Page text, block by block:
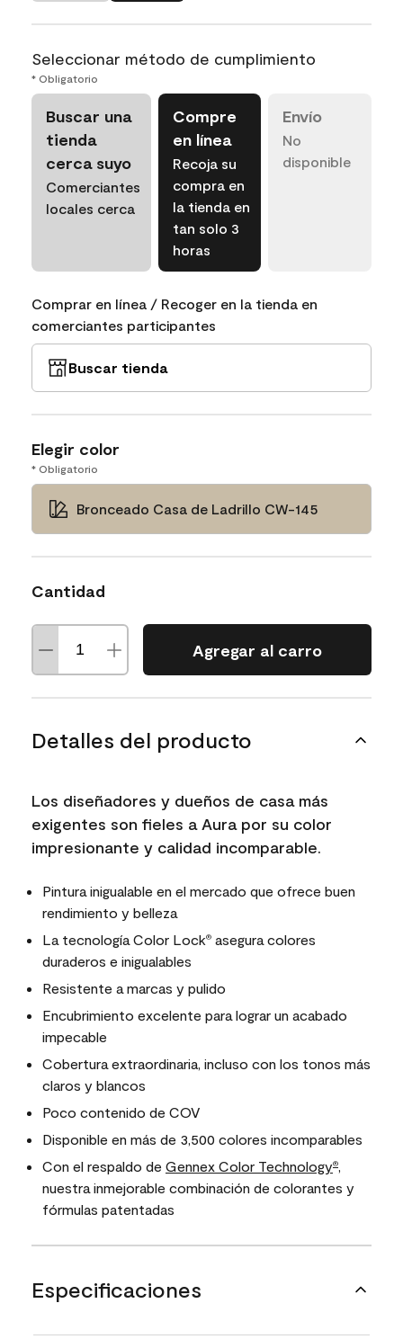
Seleccionar método de cumplimiento
* Obligatorio
Buscar una
tienda
cerca suyo
Comerciantes
locales cerca
Compre
en línea
Recoja su
compra en
la tienda en
tan solo 3
horas
Envío
No
disponible
Comprar en línea / Recoger en la tienda en
comerciantes participantes
Buscar tienda
Elegir color
* Obligatorio
Bronceado Casa de Ladrillo CW-145
Cantidad
Agregar al carro
Detalles del producto
Los diseñadores y dueños de casa más
exigentes son fieles a Aura por su color
impresionante y calidad incomparable.
Pintura inigualable en el mercado que ofrece buen
rendimiento y belleza
La tecnología Color Lock® asegura colores
duraderos e inigualables
Resistente a marcas y pulido
Encubrimiento excelente para lograr un acabado
impecable
Cobertura extraordinaria, incluso con los tonos más
claros y blancos
Poco contenido de COV
Disponible en más de 3,500 colores incomparables
Con el respaldo de Gennex Color Technology®,
nuestra inmejorable combinación de colorantes y
fórmulas patentadas
Especificaciones